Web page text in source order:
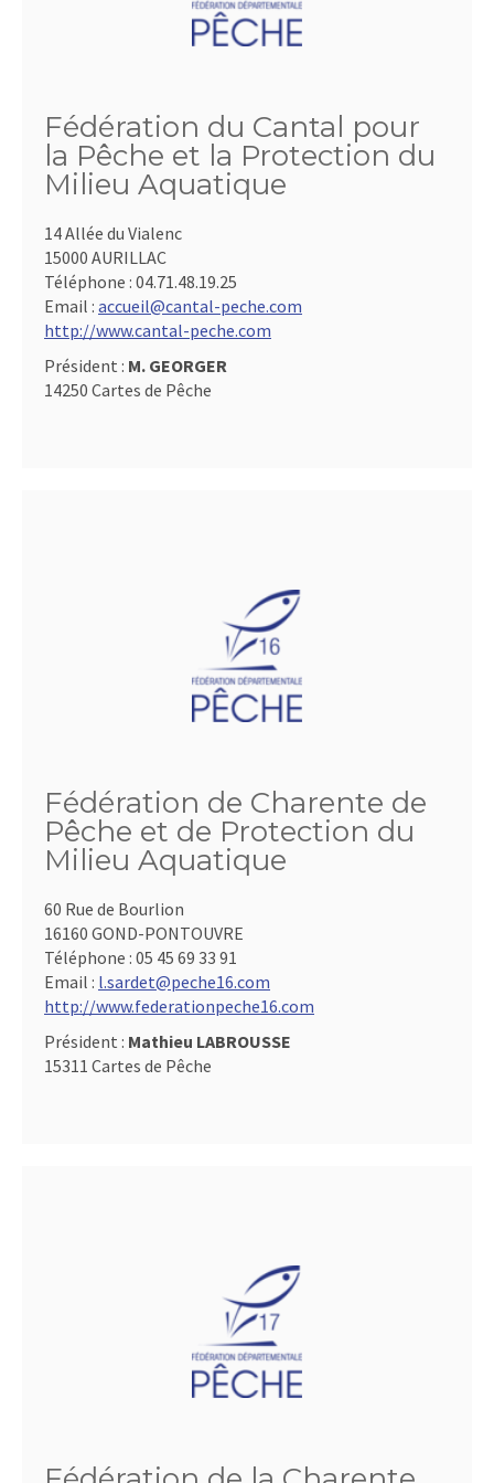
Fédération du Cantal pour
la Pêche et la Protection du
Milieu Aquatique
14 Allée du Vialenc
15000 AURILLAC
Téléphone : 04.71.48.19.25
Email : accueil@cantal-peche.com
http://www.cantal-peche.com
Président : M. GEORGER
14250 Cartes de Pêche
Fédération de Charente de
Pêche et de Protection du
Milieu Aquatique
60 Rue de Bourlion
16160 GOND-PONTOUVRE
Téléphone : 05 45 69 33 91
Email : l.sardet@peche16.com
http://www.federationpeche16.com
Président : Mathieu LABROUSSE
15311 Cartes de Pêche